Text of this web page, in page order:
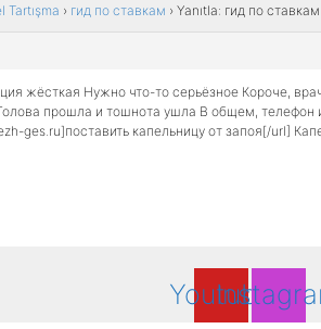
Tartışma › гид по ставкам › Yanıtla: гид по ставкам
жёсткая Нужно что-то серьёзное Короче,
прошла и тошнота ушла В общем,
ges.ru]поставить капельницу от запоя[/url]
Youtube